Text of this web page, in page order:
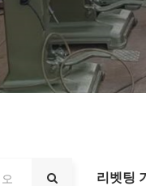
리벳팅